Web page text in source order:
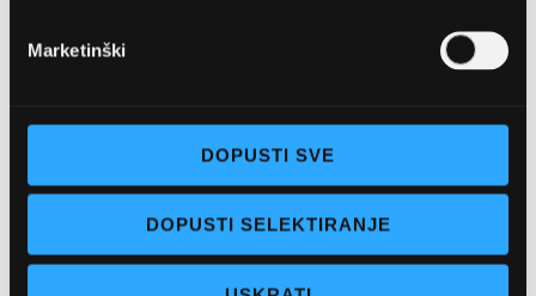
Marketinški
DOPUSTI SVE
DOPUSTI SELEKTIRANJE
Pon - pet: 07 - 21h,
Sub: 07-21h